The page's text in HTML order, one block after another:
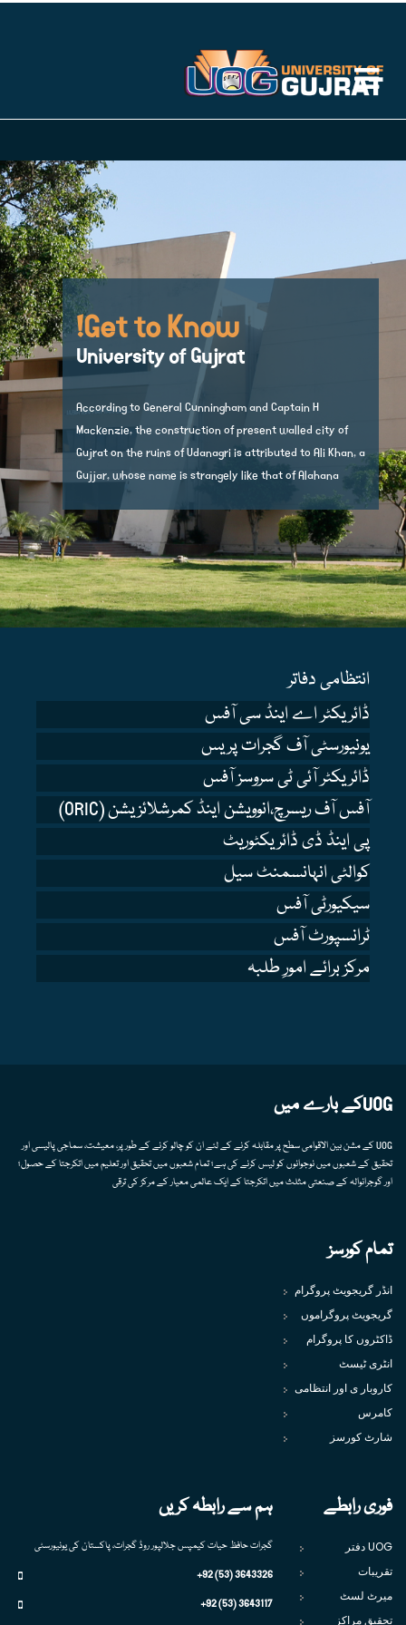
Get to Know!
University of Gujrat
According to General Cunningham and Captain H
Mackenzie, the construction of present walled city of
Gujrat on the ruins of Udanagri is attributed to Ali Khan, a
Gujjar, whose name is strangely like that of Alahana
انتظامی دفاتر
ڈائریکٹر اے اینڈ سی آفس
یونیورسٹی آف گجرات پریس
ڈائریکٹر آئی ٹی سروسز آفس
آفس آف ریسرچ،انوویشن اینڈ کمرشلائزیشن (ORIC)
پی اینڈ ڈی ڈائریکٹوریٹ
کوالٹی انہانسمنٹ سیل
سیکیورٹی آفس
ٹرانسپورٹ آفس
مرکز برائے امورِ طلبہ
UOGکے بارے میں
UOG کے مشن بین الاقوامی سطح پر مقابلہ کرنے کے لئے ان کو چالو کرنے کے طور پر، معیشت، سماجی پالیسی اور
تحقیق کے شعبوں میں نوجوانوں کو لیس کرنے کی ہے؛ تمام شعبوں میں تحقیق اور تعلیم میں اتکرجتا کے حصول؛
اور گوجرانوالہ کے صنعتی مثلث میں اتکرجتا کے ایک عالمی معیار کے مرکز کی ترقی
تمام کورسز
انڈر گریجویٹ پروگرام
گریجویٹ پروگراموں
ڈاکٹروں کا پروگرام
انٹری ٹیسٹ
کاروبار ی اور انتظامی
کامرس
شارٹ کورسز
فوری رابطے
UOG دفتر
تقریبات
میرٹ لسٹ
تحقیق مراکز
ہم سے رابطہ کریں
گجرات حافظ حیات کیمپس جلالپور روڈ گجرات، پاکستان کی یونیورسٹی
+92 (53) 3643326
+92 (53) 3643117